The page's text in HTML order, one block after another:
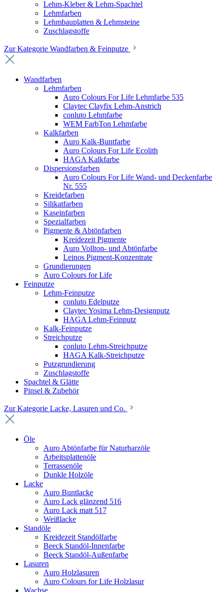
Lehm-Kleber & Lehm-Spachtel
Lehmfarben
Lehmbauplatten & Lehmsteine
Zuschlagstoffe
Zur Kategorie Wandfarben & Feinputze
Wandfarben
Lehmfarben
Auro Colours For Life Lehmfarbe 535
Claytec Clayfix Lehm-Anstrich
conluto Lehmfarbe
WEM FarbTon Lehmfarbe
Kalkfarben
Auro Kalk-Buntfarbe
Auro Colours For Life Ecolith
HAGA Kalkfarbe
Dispersionsfarben
Auro Colours For Life Wand- und Deckenfarbe
Nr. 555
Kreidefarben
Silikatfarben
Kaseinfarben
Spezialfarben
Pigmente & Abtönfarben
Kreidezeit Pigmente
Auro Vollton- und Abtönfarbe
Leinos Pigment-Konzentrate
Grundierungen
Auro Colours for Life
Feinputze
Lehm-Feinputze
conluto Edelputze
Claytec Yosima Lehm-Designputz
HAGA Lehm-Feinputz
Kalk-Feinputze
Streichputze
conluto Lehm-Streichputze
HAGA Kalk-Streichputze
Putzgrundierung
Zuschlagstoffe
Spachtel & Glätte
Pinsel & Zubehör
Zur Kategorie Lacke, Lasuren und Co.
Öle
Auro Abtönfarbe für Naturharzöle
Arbeitsplattenöle
Terrassenöle
Dunkle Holzöle
Lacke
Auro Buntlacke
Auro Lack glänzend 516
Auro Lack matt 517
Weißlacke
Standöle
Kreidezeit Standölfarbe
Beeck Standöl-Innenfarbe
Beeck Standöl-Außenfarbe
Lasuren
Auro Holzlasuren
Auro Colours for Life Holzlasur
Wachse